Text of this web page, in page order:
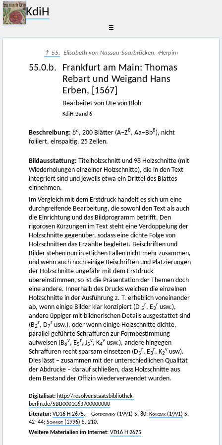
KdiH
☰
↑ 55. Elisabeth von Nassau-Saarbrücken, ›Herpin‹
55.0.b. Frankfurt am Main: Thomas
Rebart und Weigand Hans
Erben, [1567]
Bearbeitet von Ute von Bloh
KdiH-Band 6
Beschreibung: 8º, 200 Blätter (A–Z8, Aa–Bb8), nicht
foliiert, einspaltig, 25 Zeilen.
Bildausstattung: Titelholzschnitt und 98 Holzschnitte (mit
Wiederholungen einzelner Holzschnitte), die in den Text
integriert sind und jeweils etwa ein Drittel des Blattes
einnehmen.
Im Vergleich mit dem Erstdruck handelt es sich um eine
durchgreifende Bearbeitung, die sowohl den Text als auch
die Einrichtung und das Bildprogramm betrifft. Den
rigorosen Kürzungen im Text steht eine Verdoppelung der
Holzschnitte gegenüber, sodass eine dichte Folge von
Holzschnitten das Erzählte begleitet. Beischriften und
Bilder stehen nun in etlichen Fällen nicht mehr zusammen,
und wenn auch noch einige Beischriften und Platzierungen
der Holzschnitte ungefähr mit dem Erstdruck
übereinstimmen, so ist die Präsentation der Themen doch
eine andere. Innerhalb des Drucks weichen die einzelnen
Holzschnitte in der Ausführung z. T. erheblich voneinander
ab, wenn einige Bilder klar konzipiert (D 5
r, E3
r usw.),
andere üppiger mit bildnerischen Details ausgestattet sind
(B2
r, D7
r usw.), oder wenn einige Holzschnitte dichte,
parallel geführte Schraffuren zur Formbestimmung
aufweisen (B6
v, E5
r, J5
v, K4
v usw.), andere hingegen
Schraffuren recht sparsam einsetzen (D5
r, E3
r, K2
v usw).
Dies lässt – zusammen mit der unterschiedlichen Qualität
der Abdrucke – darauf schließen, dass Holzschnitte aus
dem Bestand der Offizin wiederverwendet wurden.
Digitalisat: http://resolver.staatsbibliothek-
berlin.de/SBB0001C63700000000
Literatur: VD16 H 2675. – Gotzkowsky (1991) S. 80; Konczak (1991) S.
42–44; Schmidt (1996) S. 210.
Weitere Materialien im Internet: VD16 H 2675